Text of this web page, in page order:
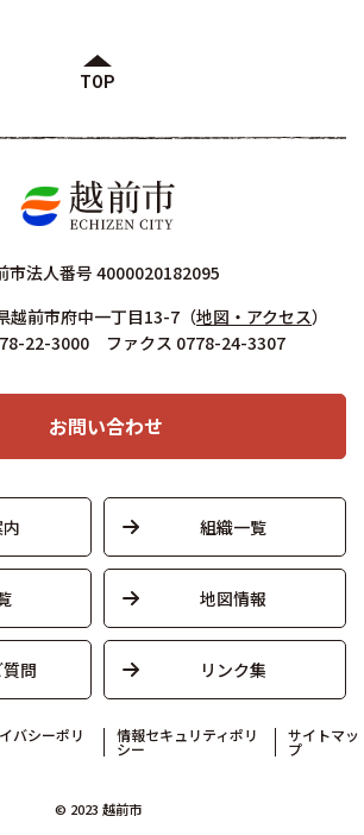
TOP
市法人番号 4000020182095
越前市府中一丁目13-7 （地図・アクセス）
22-3000 ファクス 0778-24-3307
お問い合わせ
組織一覧
地図情報
問 リンク集
バシーポリ 情報セキュリティポリ
シー
サイトマッ
プ
© 2023 越前市